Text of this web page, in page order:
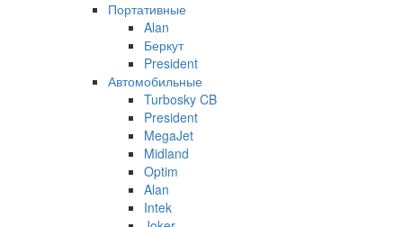
Портативные
Alan
Беркут
President
Автомобильные
Turbosky CB
President
MegaJet
Midland
Optim
Alan
Intek